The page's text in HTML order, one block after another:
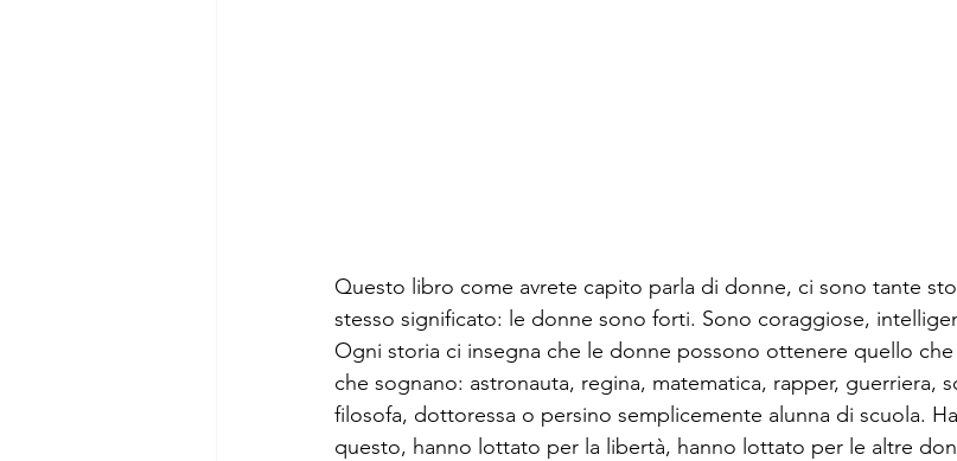
Questo libro come avrete capito parla di donne, ci sono tante
stesso significato: le donne sono forti. Sono coraggiose,
Ogni storia ci insegna che le donne possono ottenere quello
che sognano: astronauta, regina, matematica, rapper, guerriera,
filosofa, dottoressa o persino semplicemente alunna di scuola.
questo, hanno lottato per la libertà, hanno lottato per le altre